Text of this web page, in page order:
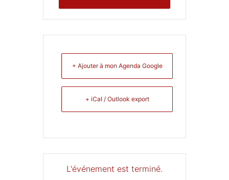
+ Ajouter à mon Agenda Google
+ iCal / Outlook export
L'événement est terminé.